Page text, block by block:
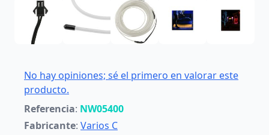
No hay opiniones; sé el primero en valorar este
producto.
Referencia: NW05400
Fabricante: Varios C